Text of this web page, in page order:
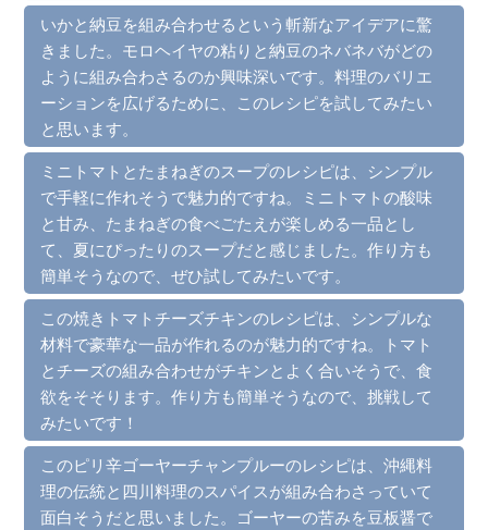
いかと納豆を組み合わせるという斬新なアイデアに驚
きました。モロヘイヤの粘りと納豆のネバネバがどの
ように組み合わさるのか興味深いです。料理のバリエ
ーションを広げるために、このレシピを試してみたい
と思います。
ミニトマトとたまねぎのスープのレシピは、シンプル
で手軽に作れそうで魅力的ですね。ミニトマトの酸味
と甘み、たまねぎの食べごたえが楽しめる一品とし
て、夏にぴったりのスープだと感じました。作り方も
簡単そうなので、ぜひ試してみたいです。
この焼きトマトチーズチキンのレシピは、シンプルな
材料で豪華な一品が作れるのが魅力的ですね。トマト
とチーズの組み合わせがチキンとよく合いそうで、食
欲をそそります。作り方も簡単そうなので、挑戦して
みたいです！
このピリ辛ゴーヤーチャンプルーのレシピは、沖縄料
理の伝統と四川料理のスパイスが組み合わさっていて
面白そうだと思いました。ゴーヤーの苦みを豆板醤で